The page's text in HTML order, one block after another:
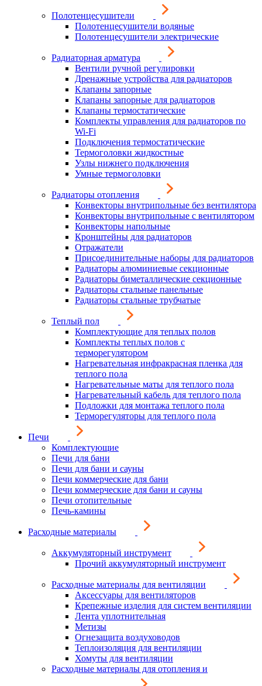
Полотенцесушители
Полотенцесушители водяные
Полотенцесушители электрические
Радиаторная арматура
Вентили ручной регулировки
Дренажные устройства для радиаторов
Клапаны запорные
Клапаны запорные для радиаторов
Клапаны термостатические
Комплекты управления для радиаторов по
Wi-Fi
Подключения термостатические
Термоголовки жидкостные
Узлы нижнего подключения
Умные термоголовки
Радиаторы отопления
Конвекторы внутрипольные без вентилятора
Конвекторы внутрипольные с вентилятором
Конвекторы напольные
Кронштейны для радиаторов
Отражатели
Присоединительные наборы для радиаторов
Радиаторы алюминиевые секционные
Радиаторы биметаллические секционные
Радиаторы стальные панельные
Радиаторы стальные трубчатые
Теплый пол
Комплектующие для теплых полов
Комплекты теплых полов с
терморегулятором
Нагревательная инфракрасная пленка для
теплого пола
Нагревательные маты для теплого пола
Нагревательный кабель для теплого пола
Подложки для монтажа теплого пола
Терморегуляторы для теплого пола
Печи
Комплектующие
Печи для бани
Печи для бани и сауны
Печи коммерческие для бани
Печи коммерческие для бани и сауны
Печи отопительные
Печь-камины
Расходные материалы
Аккумуляторный инструмент
Прочий аккумуляторный инструмент
Расходные материалы для вентиляции
Аксессуары для вентиляторов
Крепежные изделия для систем вентиляции
Лента уплотнительная
Метизы
Огнезащита воздуховодов
Теплоизоляция для вентиляции
Хомуты для вентиляции
Расходные материалы для отопления и